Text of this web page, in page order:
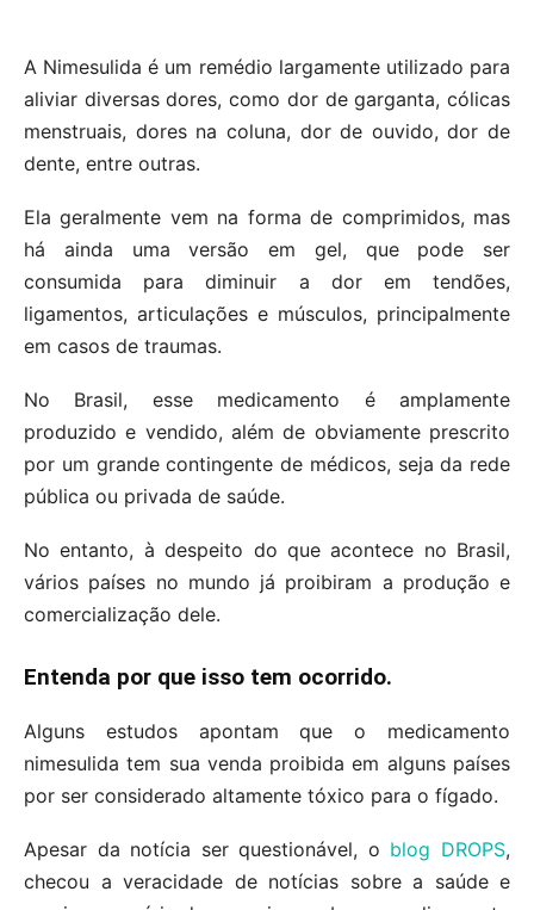
A Nimesulida é um remédio largamente utilizado para
aliviar diversas dores, como dor de garganta, cólicas
menstruais, dores na coluna, dor de ouvido, dor de
dente, entre outras.
Ela geralmente vem na forma de comprimidos, mas
há ainda uma versão em gel, que pode ser
consumida para diminuir a dor em tendões,
ligamentos, articulações e músculos, principalmente
em casos de traumas.
No Brasil, esse medicamento é amplamente
produzido e vendido, além de obviamente prescrito
por um grande contingente de médicos, seja da rede
pública ou privada de saúde.
No entanto, à despeito do que acontece no Brasil,
vários países no mundo já proibiram a produção e
comercialização dele.
Entenda por que isso tem ocorrido.
Alguns estudos apontam que o medicamento
nimesulida tem sua venda proibida em alguns países
por ser considerado altamente tóxico para o fígado.
Apesar da notícia ser questionável, o blog DROPS,
checou a veracidade de notícias sobre a saúde e